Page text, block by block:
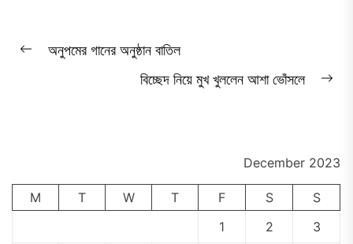
Post
navigation
Previous
অনুপমের গানের অনুষ্ঠান বাতিল
বিচ্ছেদ নিয়ে মুখ খুললেন আশা ভোঁসলে
December 2023
M T W T F S
S
1
2 3